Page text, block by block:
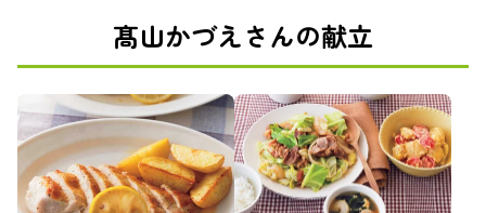
髙山かづえさんの献立